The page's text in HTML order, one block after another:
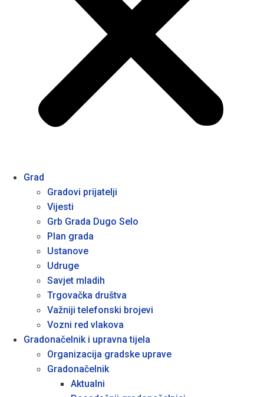
Grad
Gradovi prijatelji
Vijesti
Grb Grada Dugo Selo
Plan grada
Ustanove
Udruge
Savjet mladih
Trgovačka društva
Važniji telefonski brojevi
Vozni red vlakova
Gradonačelnik i upravna tijela
Organizacija gradske uprave
Gradonačelnik
Aktualni